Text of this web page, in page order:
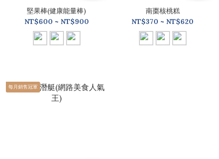
堅果棒(健康能量棒)
NT$600 ~ NT$900
南棗核桃糕
NT$370 ~ NT$620
每月銷售冠軍